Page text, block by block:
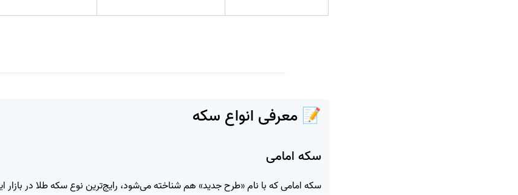
📝 معرفی انواع سکه
سکه امامی
سکه امامی که با نام «طرح جدید» هم شناخته می‌شود، رایج‌ترین نوع سکه طلا در